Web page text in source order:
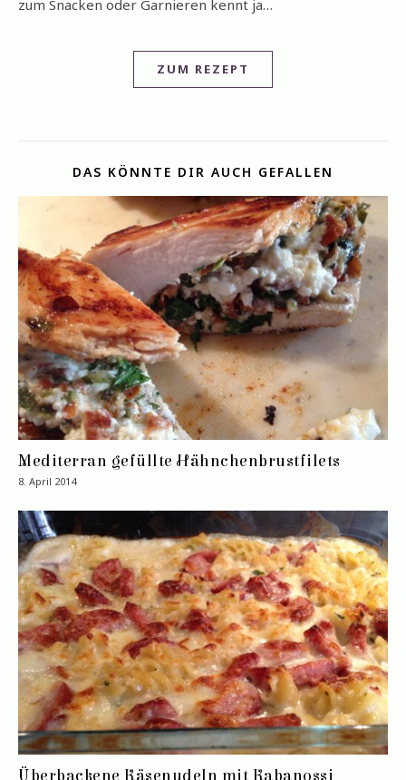
zum Snacken oder Garnieren kennt ja…
ZUM REZEPT
DAS KÖNNTE DIR AUCH GEFALLEN
Mediterran gefüllte Hähnchenbrustfilets
8. April 2014